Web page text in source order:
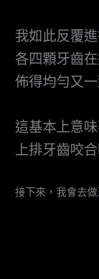
我如此反覆
各四顆牙齒
佈得均勻又一
這基本上意
上排牙齒咬
接下來，我會去